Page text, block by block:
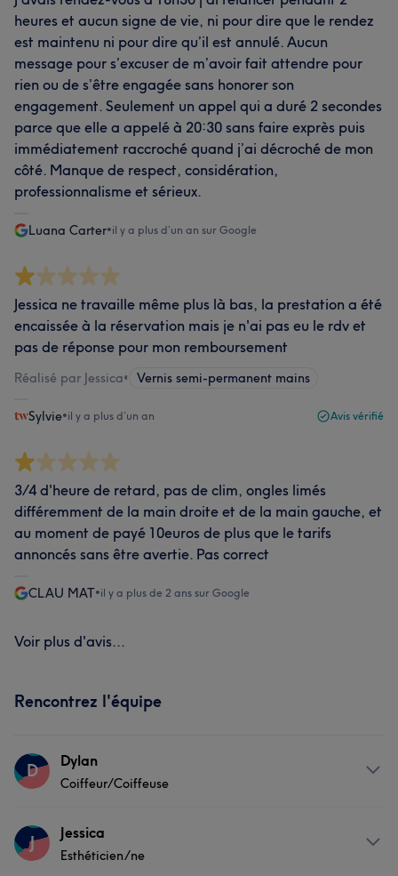
heures et aucun signe de vie, ni pour dire que le rendez
est maintenu ni pour dire qu’il est annulé. Aucun
message pour s’excuser de m’avoir fait attendre pour
rien ou de s’être engagée sans honorer son
engagement. Seulement un appel qui a duré 2 secondes
parce que elle a appelé à 20:30 sans faire exprès puis
immédiatement raccroché quand j’ai décroché de mon
côté. Manque de respect, considération,
professionnalisme et sérieux.
Luana Carter•il y a plus d’un an sur Google
Jessica ne travaille même plus là bas, la prestation a été
encaissée à la réservation mais je n'ai pas eu le rdv et
pas de réponse pour mon remboursement
Réalisé par Jessica• Vernis semi-permanent mains
Sylvie•il y a plus d’un an Avis vérifié
3/4 d'heure de retard, pas de clim, ongles limés
différemment de la main droite et de la main gauche, et
au moment de payé 10euros de plus que le tarifs
annoncés sans être avertie. Pas correct
CLAU MAT•il y a plus de 2 ans sur Google
Voir plus d'avis...
Rencontrez l'équipe
D Dylan
Coiffeur/Coiffeuse
Prestations
J Jessica
Esthéticien/ne